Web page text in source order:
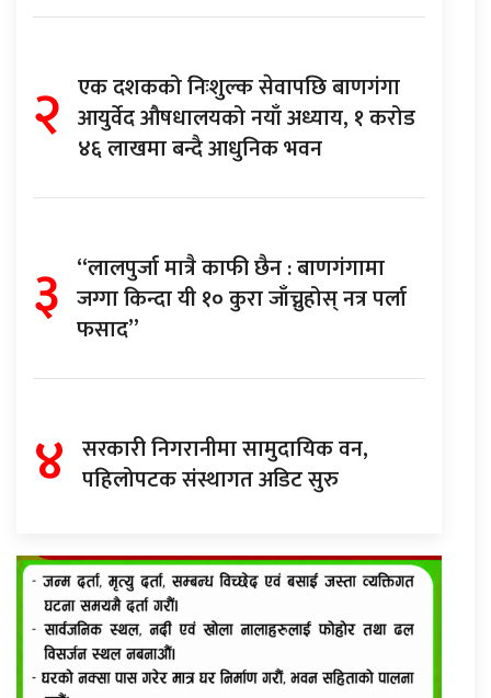
२ एक दशकको निःशुल्क सेवापछि बाणगंगा
आयुर्वेद औषधालयको नयाँ अध्याय, १ करोड
४६ लाखमा बन्दै आधुनिक भवन
३ “लालपुर्जा मात्रै काफी छैन : बाणगंगामा
जग्गा किन्दा यी १० कुरा जाँच्नुहोस् नत्र पर्ला
फसाद”
४ सरकारी निगरानीमा सामुदायिक वन,
पहिलोपटक संस्थागत अडिट सुरु